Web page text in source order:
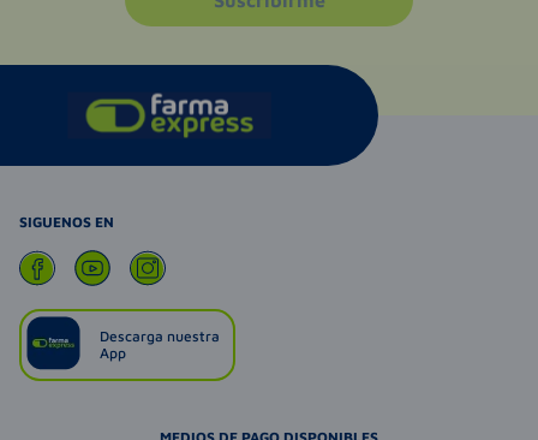
SIGUENOS EN
Descarga nuestra
App